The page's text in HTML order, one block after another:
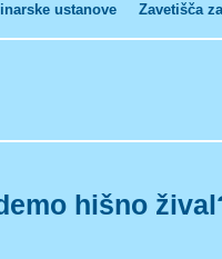
ustanove Zavetišča
hišno